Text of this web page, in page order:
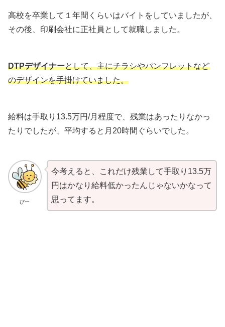
高校を卒業して１年間くらいはバイトをしていましたが、
その後、印刷会社に正社員として就職しました。
DTPデザイナーとして、主にチラシやパンフレットなど
のデザインを手掛けていました。
給料は手取り13.5万円/月程度で、残業はあったりなかっ
たりでしたが、平均すると月20時間ぐらいでした。
びー
今考えると、これだけ残業して手取り13.5万
円はかなり給料低かったんじゃないかなって
思ってます。